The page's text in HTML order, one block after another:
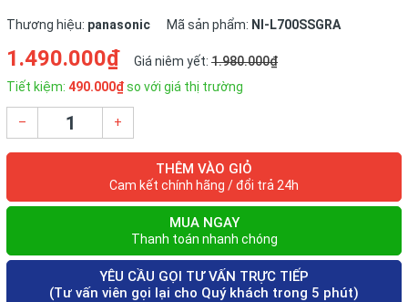
Thương hiệu: panasonic Mã sản phẩm: NI-L700SSGRA
1.490.000₫ Giá niêm yết: 1.980.000₫
Tiết kiệm: 490.000₫so với giá thị trường
– +
THÊM VÀO GIỎ
Cam kết chính hãng / đổi trả 24h
MUA NGAY
Thanh toán nhanh chóng
YÊU CẦU GỌI TƯ VẤN TRỰC TIẾP
(Tư vấn viên gọi lại cho Quý khách trong 5 phút)